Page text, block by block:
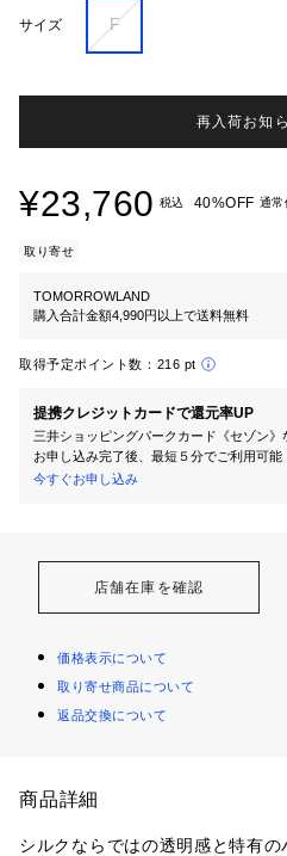
サイズ F
再入荷お知
¥23,760 税込 40%OFF 通常
取り寄せ
TOMORROWLAND
購入合計金額4,990円以上で送料無料
取得予定ポイント数： 216 pt
提携クレジットカードで還元率UP
三井ショッピングパークカード《セゾン》
お申し込み完了後、最短５分でご利用可能
今すぐお申し込み
店舗在庫を確認
価格表示について
取り寄せ商品について
返品交換について
商品詳細
シルクならではの透明感と特有